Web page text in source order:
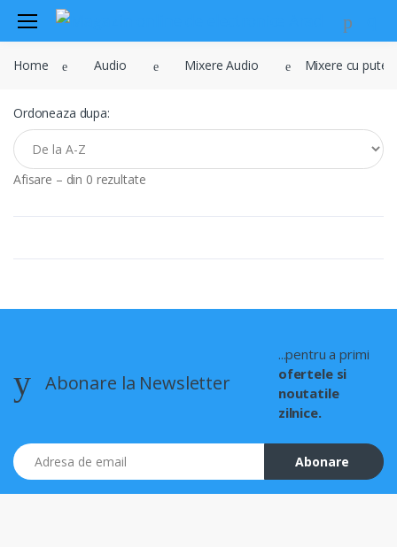
Audio
Sisteme de securitate si
Instrumente muzicale
Electrice , surse de alimentare si
iluminat
GSM
Scule si dispozitive
Home Audio Mixere Audio Mixere cu
Ordoneaza dupa:
Afisare – din 0 rezultate
Abonare la Newsletter
...pentru a primi
ofertele si
noutatile
zilnice.
Adresa de email
Abonare